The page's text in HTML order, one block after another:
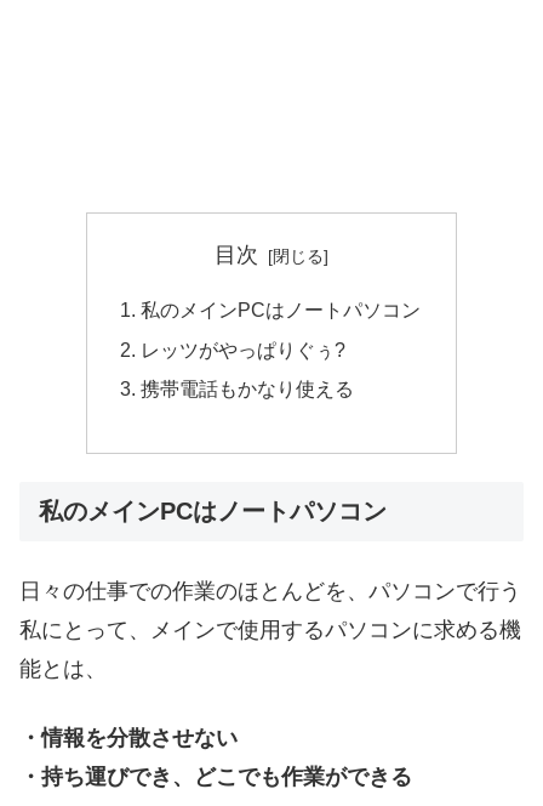
目次
私のメインPCはノートパソコン
レッツがやっぱりぐぅ?
携帯電話もかなり使える
私のメインPCはノートパソコン
日々の仕事での作業のほとんどを、パソコンで行う
私にとって、メインで使用するパソコンに求める機
能とは、
・情報を分散させない
・持ち運びでき、どこでも作業ができる